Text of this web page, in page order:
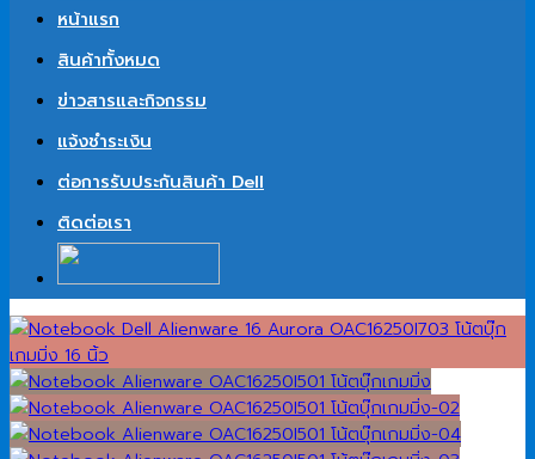
หน้าแรก
สินค้าทั้งหมด
ข่าวสารและกิจกรรม
แจ้งชำระเงิน
ต่อการรับประกันสินค้า Dell
ติดต่อเรา